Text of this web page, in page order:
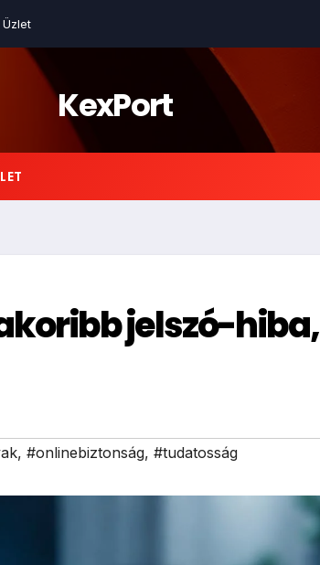
Üzlet
KexPort
jelszó-hiba,
, #onlinebiztonság, #tudatosság